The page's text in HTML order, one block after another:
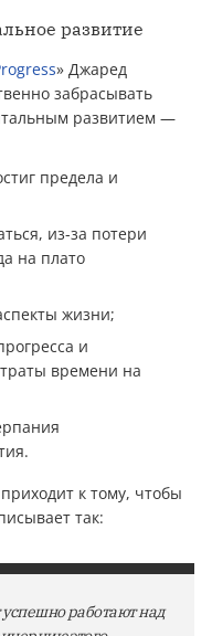
развитие
» Джаред
забрасывать
развитием —
предела и
из-за потери
на плато
жизни;
и
времени на
к тому, чтобы
так:
работают над